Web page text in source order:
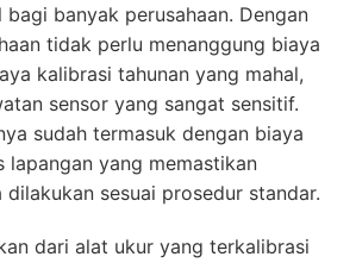
bagi banyak perusahaan. Dengan
tidak perlu menanggung biaya
kalibrasi tahunan yang mahal,
sensor yang sangat sensitif.
sudah termasuk dengan biaya
lapangan yang memastikan
sesuai prosedur standar.
dari alat ukur yang terkalibrasi